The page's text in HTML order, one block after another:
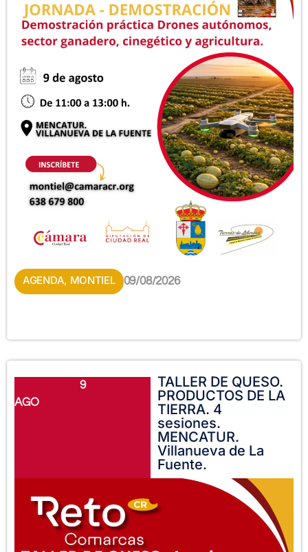
AGENDA, MONTIEL 09/08/2026
9
AGO
TALLER DE QUESO.
PRODUCTOS DE LA
TIERRA. 4
sesiones.
MENCATUR.
Villanueva de La
Fuente.